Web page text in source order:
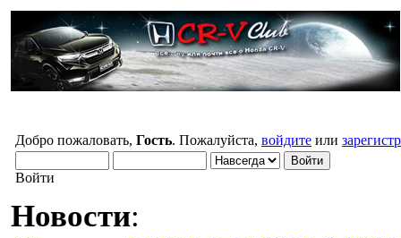
Добро пожаловать, Гость. Пожалуйста, войдите или
Войти
Новости: